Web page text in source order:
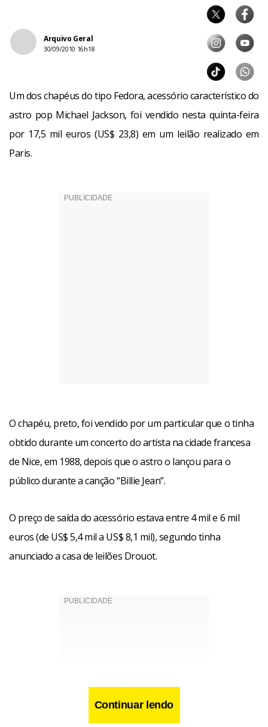
Arquivo Geral
30/09/2010 16h18
Um dos chapéus do tipo Fedora, acessório característico do
astro pop Michael Jackson, foi vendido nesta quinta-feira
por 17,5 mil euros (US$ 23,8) em um leilão realizado em
Paris.
O chapéu, preto, foi vendido por um particular que o tinha
obtido durante um concerto do artista na cidade francesa
de Nice, em 1988, depois que o astro o lançou para o
público durante a canção “Billie Jean”.
O preço de saída do acessório estava entre 4 mil e 6 mil
euros (de US$ 5,4 mil a US$ 8,1 mil), segundo tinha
anunciado a casa de leilões Drouot.
Continuar lendo